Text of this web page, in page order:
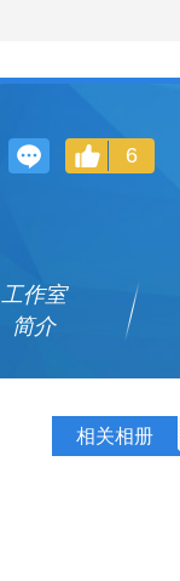
6
工作室
简介
相关相册